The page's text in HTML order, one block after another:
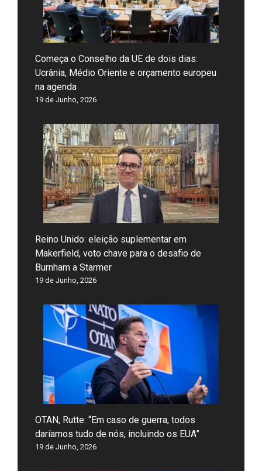
Começa o Conselho da UE de dois dias:
Ucrânia, Médio Oriente e orçamento europeu
na agenda
19 de Junho, 2026
Reino Unido: eleição suplementar em
Makerfield, voto chave para o desafio de
Burnham a Starmer
19 de Junho, 2026
OTAN, Rutte: “Em caso de guerra, todos
daríamos tudo de nós, incluindo os EUA”
19 de Junho, 2026